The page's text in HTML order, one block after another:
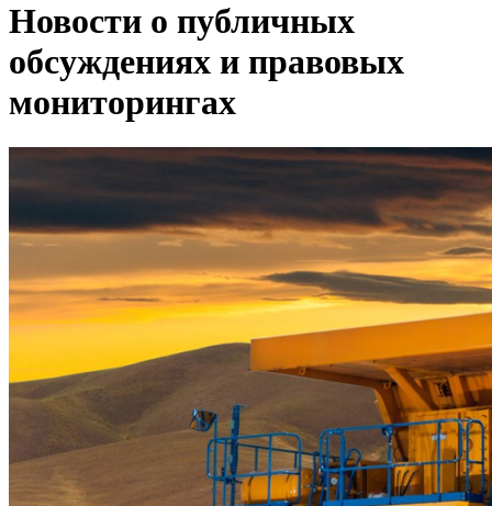
Новости о публичных
обсуждениях и правовых
мониторингах